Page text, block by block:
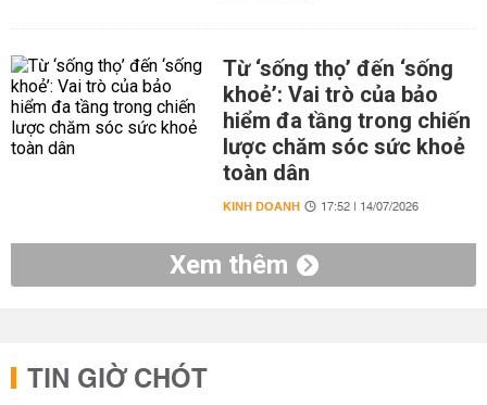
Từ ‘sống thọ’ đến ‘sống
khoẻ’: Vai trò của bảo
hiểm đa tầng trong chiến
lược chăm sóc sức khoẻ
toàn dân
KINH DOANH 17:52 | 14/07/2026
Xem thêm
TIN GIỜ CHÓT